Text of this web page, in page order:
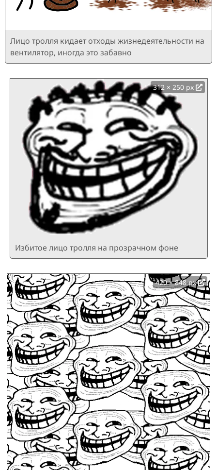
Лицо тролля кидает отходы жизнедеятельности на
вентилятор, иногда это забавно
312 × 250 px
Избитое лицо тролля на прозрачном фоне
420 × 848 px